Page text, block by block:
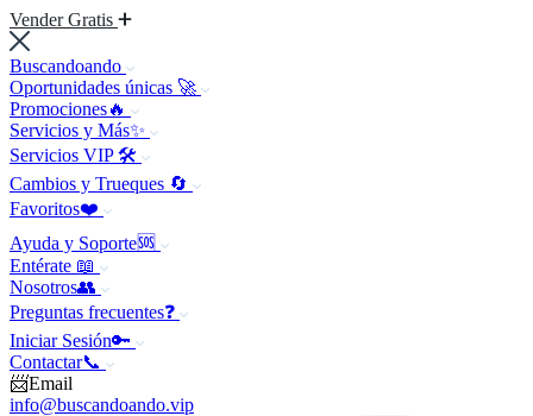
Vender Gratis
Buscandoando
Oportunidades únicas 🚀
Promociones🔥
Servicios y Más✨
Servicios VIP 🛠️
Cambios y Trueques 🔄
Favoritos❤️
Ayuda y Soporte🆘
Entérate 📖
Nosotros👥
Preguntas frecuentes❓
Iniciar Sesión🔑
Contactar📞
📨Email
info@buscandoando.vip